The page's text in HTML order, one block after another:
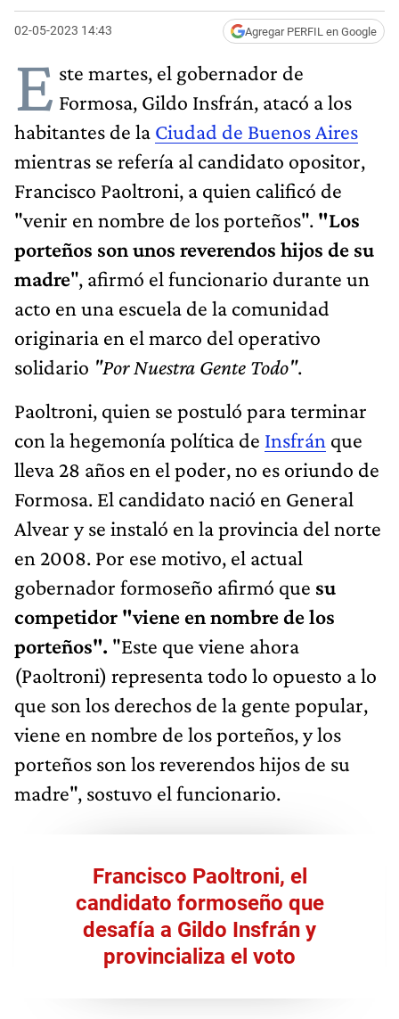
02-05-2023 14:43 Agregar PERFIL en Google
E ste martes, el gobernador de
Formosa, Gildo Insfrán, atacó a los
habitantes de la Ciudad de Buenos Aires
mientras se refería al candidato opositor,
Francisco Paoltroni, a quien calificó de
"venir en nombre de los porteños". "Los
porteños son unos reverendos hijos de su
madre", afirmó el funcionario durante un
acto en una escuela de la comunidad
originaria en el marco del operativo
solidario "Por Nuestra Gente Todo".
Paoltroni, quien se postuló para terminar
con la hegemonía política de Insfrán que
lleva 28 años en el poder, no es oriundo de
Formosa. El candidato nació en General
Alvear y se instaló en la provincia del norte
en 2008. Por ese motivo, el actual
gobernador formoseño afirmó que su
competidor "viene en nombre de los
porteños". "Este que viene ahora
(Paoltroni) representa todo lo opuesto a lo
que son los derechos de la gente popular,
viene en nombre de los porteños, y los
porteños son los reverendos hijos de su
madre", sostuvo el funcionario.
Francisco Paoltroni, el
candidato formoseño que
desafía a Gildo Insfrán y
provincializa el voto